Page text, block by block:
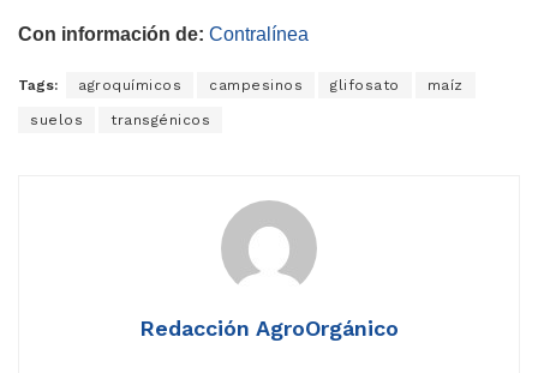
Con información de: Contralínea
Tags: agroquímicos campesinos glifosato maíz
suelos transgénicos
Redacción AgroOrgánico